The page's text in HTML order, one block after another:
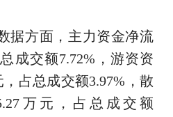
据方面，主力资金净流
成交额7.72%，游资资
占总成交额3.97%，散
万元，占总成交额